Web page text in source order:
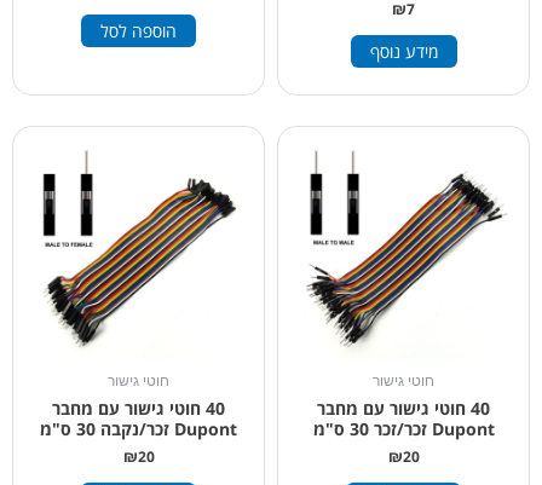
₪7
מידע נוסף
הוספה לסל
חוטי גישור
40 חוטי גישור עם מחבר
Dupont זכר/זכר 30 ס"מ
₪20
חוטי גישור
40 חוטי גישור עם מחבר
Dupont זכר/נקבה 30 ס"מ
₪20